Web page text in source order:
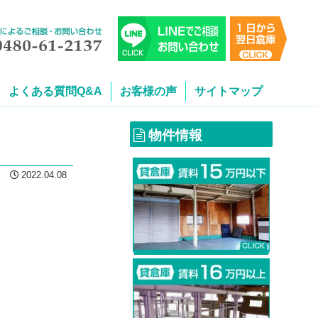
よくある質問Q&A お客様の声 サイトマップ
2022.04.08
物件情報